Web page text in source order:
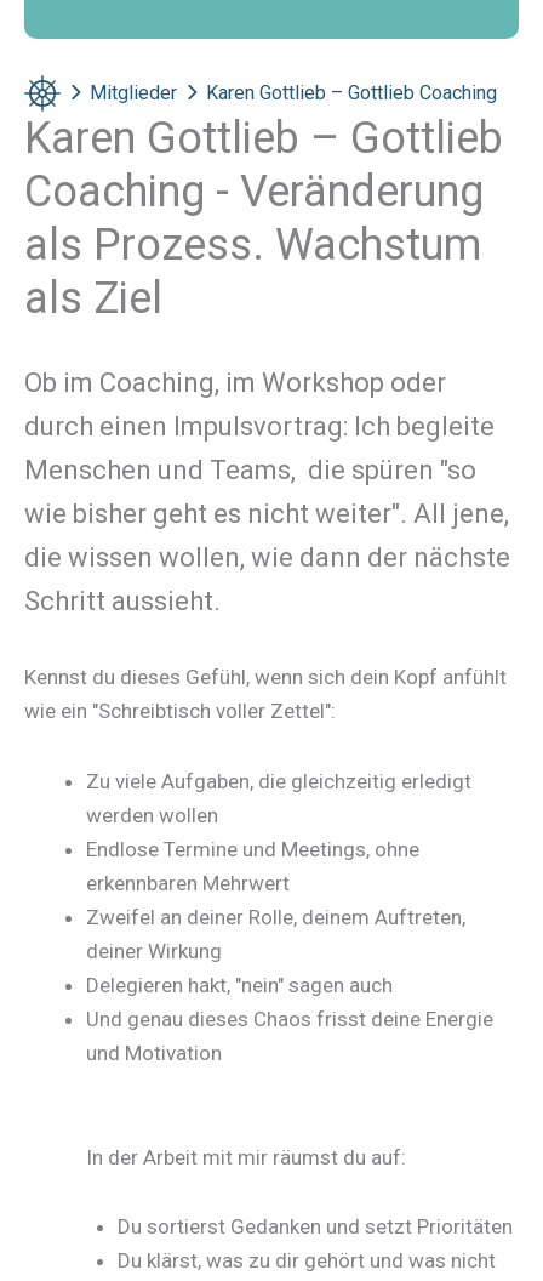
Mitglieder Karen Gottlieb – Gottlieb Coaching
Karen Gottlieb – Gottlieb
Coaching - Veränderung
als Prozess. Wachstum
als Ziel
Ob im Coaching, im Workshop oder
durch einen Impulsvortrag: Ich begleite
Menschen und Teams, die spüren "so
wie bisher geht es nicht weiter". All jene,
die wissen wollen, wie dann der nächste
Schritt aussieht.
Kennst du dieses Gefühl, wenn sich dein Kopf anfühlt
wie ein "Schreibtisch voller Zettel":
Zu viele Aufgaben, die gleichzeitig erledigt
werden wollen
Endlose Termine und Meetings, ohne
erkennbaren Mehrwert
Zweifel an deiner Rolle, deinem Auftreten,
deiner Wirkung
Delegieren hakt, "nein" sagen auch
Und genau dieses Chaos frisst deine Energie
und Motivation
In der Arbeit mit mir räumst du auf:
Du sortierst Gedanken und setzt Prioritäten
Du klärst, was zu dir gehört und was nicht